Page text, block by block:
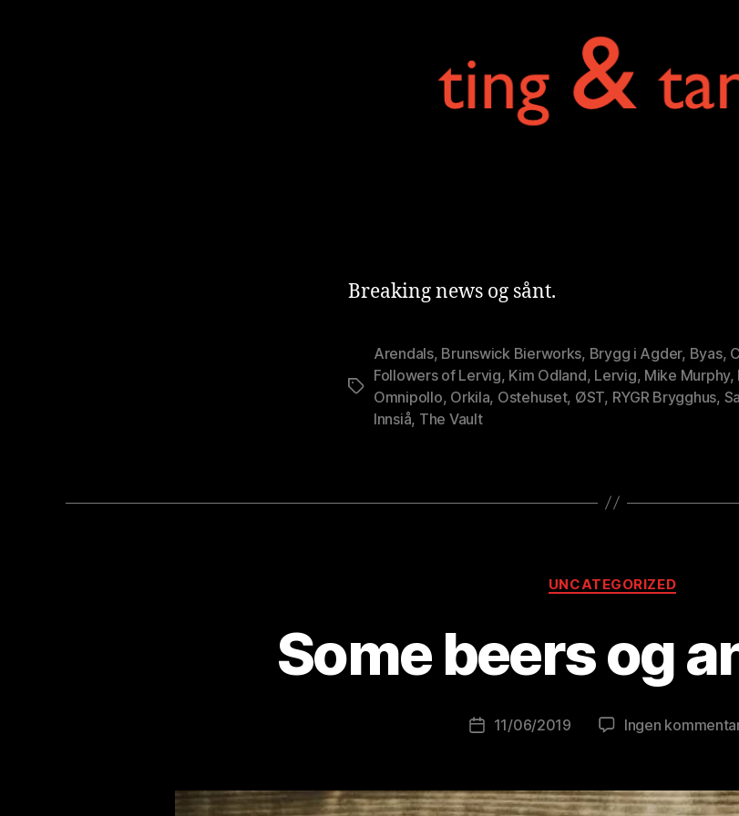
Breaking news og sånt.
Stikkord
Arendals, Brunswick Bierworks, Brygg i Agder, Byas,
Followers of Lervig, Kim Odland, Lervig, Mike Murphy,
Omnipollo, Orkila, Ostehuset, ØST, RYGR Brygghus,
Innsiå, The Vault
Kategorier
UNCATEGORIZED
Some beers og
Innleggsforfatter
A
r
e
w
lu
ni
Publiseringsdato
11/06/2019 Ingen